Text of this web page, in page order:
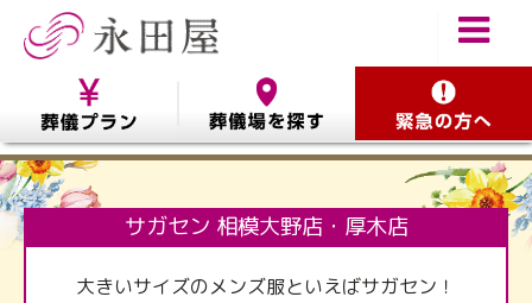
サガセン 相模大野店・厚木店
大きいサイズのメンズ服といえばサガセン！